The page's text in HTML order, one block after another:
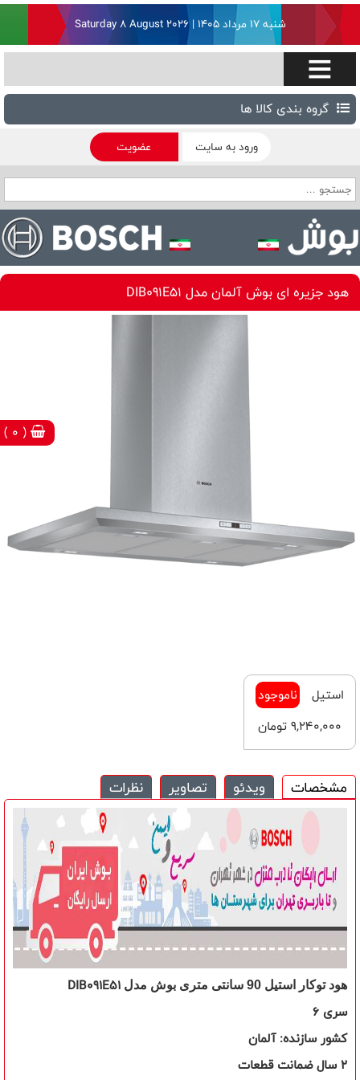
( 0 )
شنبه ۱۷ مرداد ۱۴۰۵ | Saturday 8 August 2026
گروه بندی کالا ها
ورود به سایت عضویت
هود جزیره ای بوش آلمان مدل DIB091E51
استیل
ناموجود
9,240,000 تومان
مشخصات ویدئو تصاویر نظرات
هود توکار استیل 90 سانتی متری بوش مدل DIB091E51
سری 6
کشور سازنده: آلمان
2 سال ضمانت قطعات